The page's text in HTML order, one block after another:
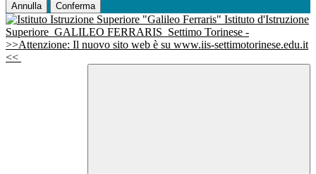
Annulla Conferma
Istituto d'Istruzione
Superiore GALILEO FERRARIS Settimo Torinese -
>>Attenzione: Il nuovo sito web è su www.iis-settimotorinese.edu.it
<<